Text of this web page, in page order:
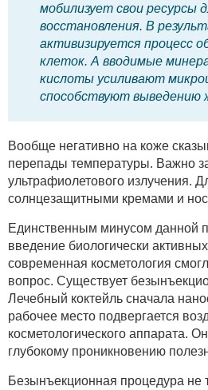
мобилизует свои ресурсы
восстановления. В
активизируется процесс
клеток. А вводимые
кислоты усиливают
способствуют выведению
Вообще негативно на коже
перепады температуры. Важно
ультрафиолетового излучения.
солнцезащитными кремами и
Единственным минусом данной
введение биологически
современная косметология
вопрос. Существует
Лечебный коктейль сначала
рабочее место подвергается
косметологического аппарата.
глубокому проникновению
Безынъекционная процедура не